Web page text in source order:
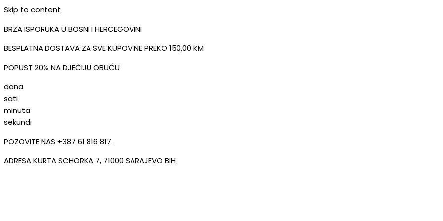
Skip to content
BRZA ISPORUKA U BOSNI I HERCEGOVINI
BESPLATNA DOSTAVA ZA SVE KUPOVINE PREKO 150,00 KM
POPUST 20% NA DJEČIJU OBUĆU
dana
sati
minuta
sekundi
POZOVITE NAS +387 61 816 817
ADRESA KURTA SCHORKA 7, 71000 SARAJEVO BIH